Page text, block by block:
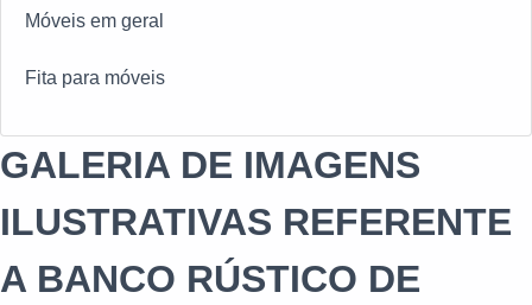
Móveis em geral
Fita para móveis
GALERIA DE IMAGENS
ILUSTRATIVAS REFERENTE
A BANCO RÚSTICO DE